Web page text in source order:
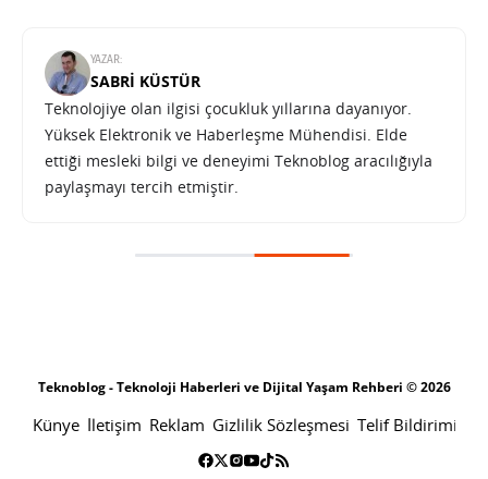
YAZAR:
SABRI KÜSTÜR
Teknolojiye olan ilgisi çocukluk yıllarına dayanıyor.
Yüksek Elektronik ve Haberleşme Mühendisi. Elde
ettiği mesleki bilgi ve deneyimi Teknoblog aracılığıyla
paylaşmayı tercih etmiştir.
Teknoblog - Teknoloji Haberleri ve Dijital Yaşam Rehberi © 2026
Künye İletişim Reklam Gizlilik Sözleşmesi Telif Bildirimi